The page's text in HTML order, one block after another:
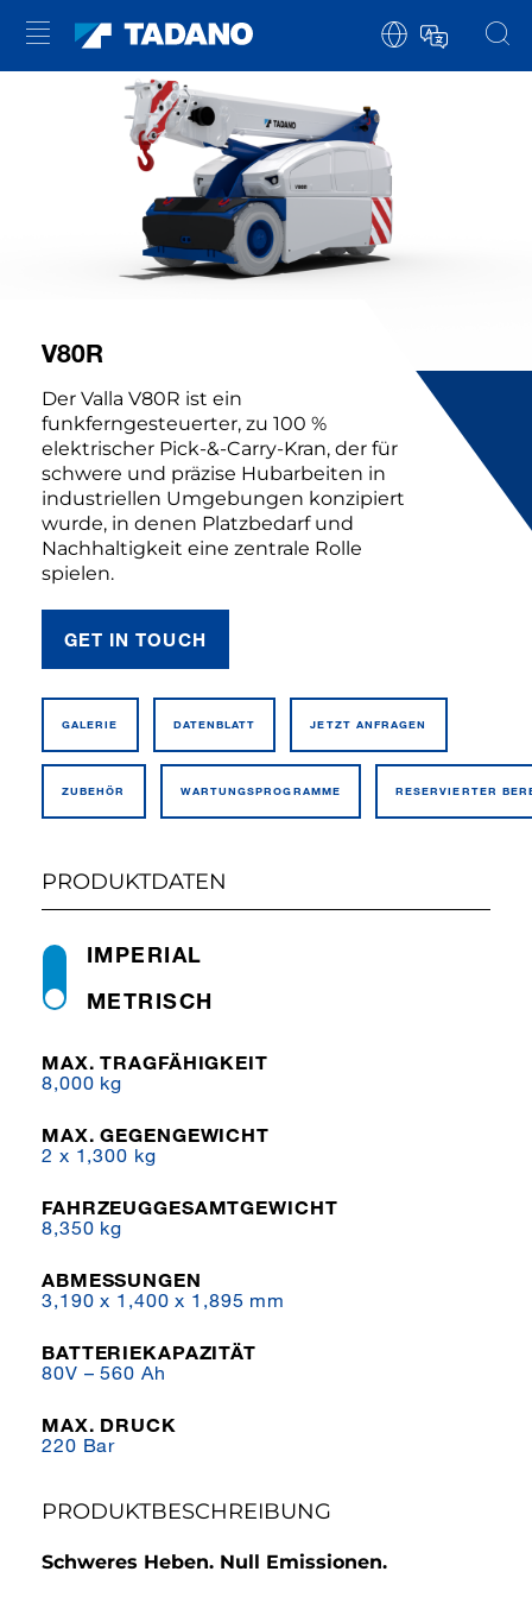
V80R
Der Valla V80R ist ein
funkferngesteuerter, zu 100 %
elektrischer Pick-&-Carry-Kran, der für
schwere und präzise Hubarbeiten in
industriellen Umgebungen konzipiert
wurde, in denen Platzbedarf und
Nachhaltigkeit eine zentrale Rolle
spielen.
GET IN TOUCH
GALERIE DATEN­BLATT JETZT ANFRAGEN
ZUBEHÖR WARTUNGSPROGRAMME RESERVIERTER
PRODUKTDATEN
METRISCH
IMPERIAL
MAX. TRAGFÄHIGKEIT
8,000 kg
MAX. GEGENGEWICHT
2 x 1,300 kg
FAHRZEUGGESAMTGEWICHT
8,350 kg
ABMESSUNGEN
3,190 x 1,400 x 1,895 mm
BATTERIEKAPAZITÄT
80V – 560 Ah
MAX. DRUCK
220 Bar
PRODUKTBESCHREIBUNG
Schweres Heben. Null Emissionen.